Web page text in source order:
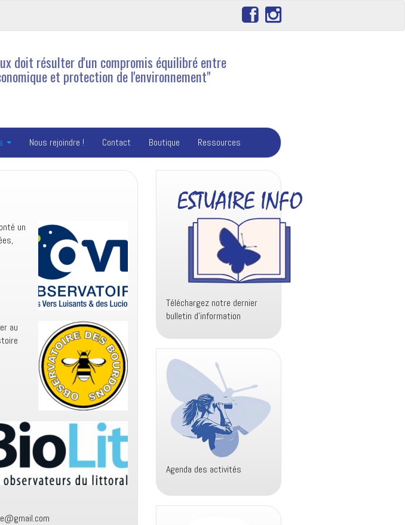
doit résulter d'un compromis équilibré entre
et protection de l'environnement"
Nous rejoindre ! Contact Boutique Ressources
un
au
Téléchargez notre dernier
bulletin d’information
Agenda des activités